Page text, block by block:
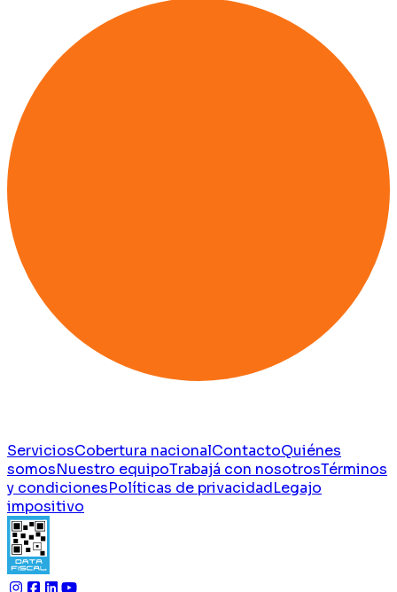
ServiciosCobertura nacionalContactoQuiénes
somosNuestro equipoTrabajá con nosotrosTérminos
y condicionesPolíticas de privacidadLegajo
impositivo